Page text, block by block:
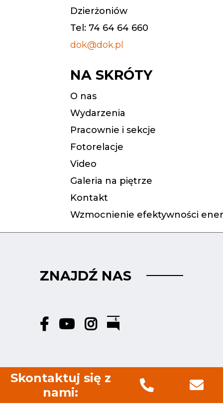
Dzierżoniów
Tel: 74 64 64 660
dok@dok.pl
NA SKRÓTY
O nas
Wydarzenia
Pracownie i sekcje
Fotorelacje
Video
Galeria na piętrze
Kontakt
Wzmocnienie efektywności
ZNAJDŹ NAS
Skontaktuj się z
nami: